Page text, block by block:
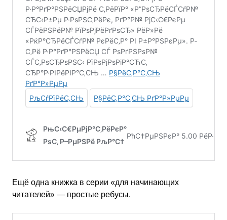
Ещё одна книжка в серии «для начинающих
читателей» — простые ребусы.